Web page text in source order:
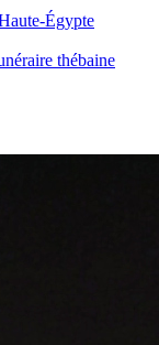
Égypte
thébaine